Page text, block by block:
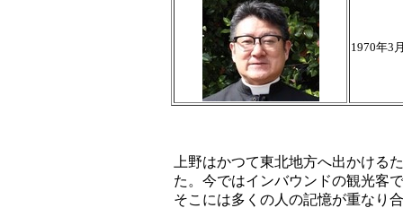
1970年3
上野はかつて東北地方へ出かける
た。今ではインバウンドの観光客
そこには多くの人の記憶が重なり